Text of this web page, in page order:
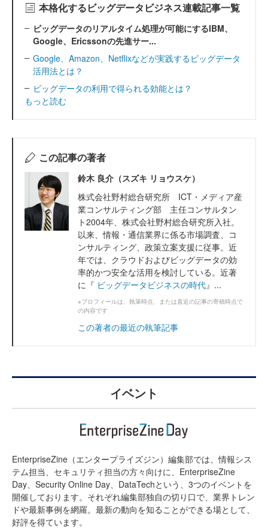
本格化するビッグデータビジネス連載記事一覧
ビッグデータのリアルタイム処理が可能にするIBM、
Google、Ericssonの先進サー...
Google、Amazon、Netflixなどが実践するビッグデータ
活用法とは？
ビッグデータの利用で得られる効能とは？
もっと読む
この記事の著者
鈴木 良介（スズキ リョウスケ）
株式会社野村総合研究所 ICT・メディア産
業コンサルティング部 主任コンサルタン
ト2004年、株式会社野村総合研究所入社。
以来、情報・通信業界に係る市場調査、コ
ンサルティング、政策立案支援に従事。近
年では、クラウドおよびビッグデータの効
率的かつ安全な活用を検討している。近著
に『 ビッグデータビジネスの時代』...
※プロフィールは、執筆時点、または直近の記事の寄稿時点で
の内容です
この著者の最近の執筆記事
イベント
EnterpriseZine（エンタープライズジン）編集部では、情報シス
テム担当、セキュリティ担当の方々向けに、EnterpriseZine
Day、Security Online Day、DataTechという、3つのイベントを
開催しております。それぞれ編集部独自の切り口で、業界トレン
ドや最新事例を網羅。最新の動向を知ることができる場として、
好評を得ています。